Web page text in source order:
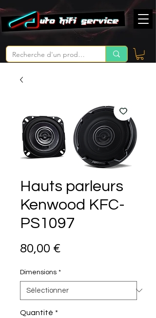
Hauts parleurs
Kenwood KFC-
PS1097
80,00 €
Dimensions *
Quantité *